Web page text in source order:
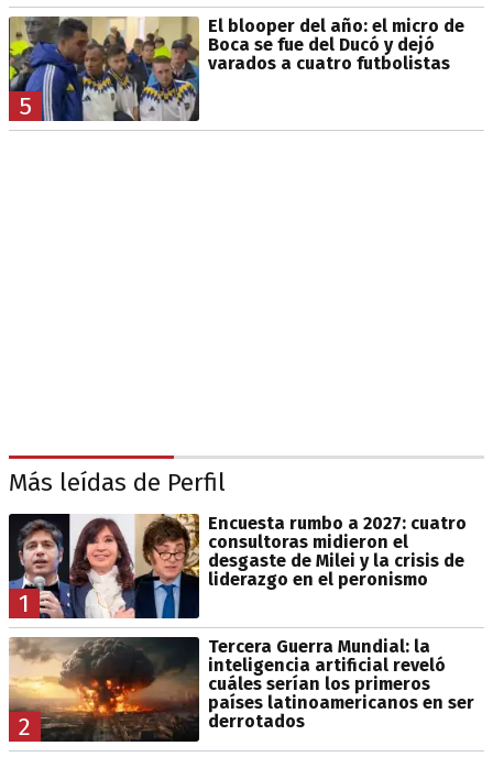
5
El blooper del año: el micro de
Boca se fue del Ducó y dejó
varados a cuatro futbolistas
Más leídas de Perfil
1
Encuesta rumbo a 2027: cuatro
consultoras midieron el
desgaste de Milei y la crisis de
liderazgo en el peronismo
2
Tercera Guerra Mundial: la
inteligencia artificial reveló
cuáles serían los primeros
países latinoamericanos en ser
derrotados